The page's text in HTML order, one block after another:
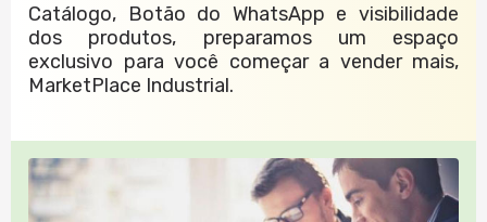
Catálogo, Botão do WhatsApp e visibilidade
dos produtos, preparamos um espaço
exclusivo para você começar a vender mais,
MarketPlace Industrial.